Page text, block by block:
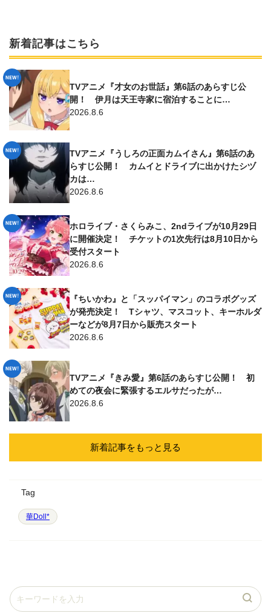
新着記事はこちら
TVアニメ『才女のお世話』第6話のあらすじ公
開！ 伊月は天王寺家に宿泊することに…
2026.8.6
TVアニメ『うしろの正面カムイさん』第6話のあ
らすじ公開！ カムイとドライブに出かけたシヅ
カは…
2026.8.6
ホロライブ・さくらみこ、2ndライブが10月29日
に開催決定！ チケットの1次先行は8月10日から
受付スタート
2026.8.6
『ちいかわ』と「スッパイマン」のコラボグッズ
が発売決定！ Tシャツ、マスコット、キーホルダ
ーなどが8月7日から販売スタート
2026.8.6
TVアニメ『きみ愛』第6話のあらすじ公開！ 初
めての夜会に緊張するエルサだったが…
2026.8.6
新着記事をもっと見る
Tag
華Doll*